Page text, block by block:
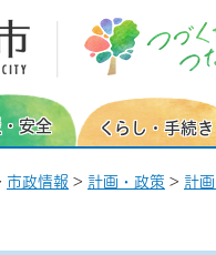
づくを、つなぐ。
・安全 くらし・手続き
市政情報 > 計画・政策 > 計